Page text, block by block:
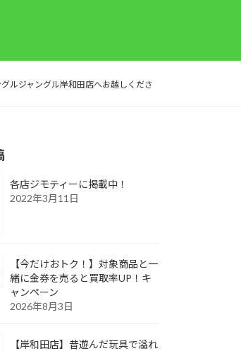
ルジャングル岸和田店へお越しくださ
各店ジモティーに掲載中！
2022年3月11日
【今だけおトク！】対象商品と一
緒に金券を売ると買取率UP！キ
ャンペーン
2026年8月3日
【岸和田店】昔遊んだ玩具で溢れ